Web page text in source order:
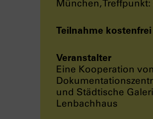
München, Treffpunkt:
Teilnahme kostenfrei
Veranstalter
Eine Kooperation
und Städtische
Lenbachhaus